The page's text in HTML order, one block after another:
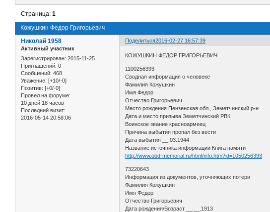
Кожушкин Федор Григорьевич
Страница:1
Поделиться2016-02-27 16:57:39
Николай 1958
Активный участник
Зарегистрирован: 2015-11-25
Приглашений: 0
Сообщений: 468
Уважение: [+10/-0]
Позитив: [+0/-0]
Провел на форуме:
10 дней 18 часов
Последний визит:
2016-05-14 20:58:06
КОЖУШКИН ФЕДОР ГРИГОРЬЕВИЧ
1100256393
Сводная информация о человеке
Фамилия Кожушкин
Имя Федор
Отчество Григорьевич
Место рождения Пензенская обл., Земетчинский р-н
Дата и место призыва Земетчинский РВК
Воинское звание красноармеец
Причина выбытия пропал без вести
Дата выбытия __.03.1944
Название источника информации Книга памяти
http://www.obd-memorial.ru/html/info.htm?id=1050256393
73220643
Информация из документов, уточняющих потери
Фамилия Кожушкин
Имя Федор
Отчество Григорьевич
Дата рождения/Возраст __.__.1913